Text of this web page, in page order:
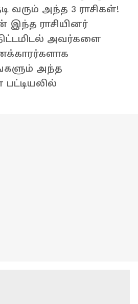
வரும் அந்த 3 ராசிகள்!
இந்த ராசியினர்
அவர்களை
அந்த